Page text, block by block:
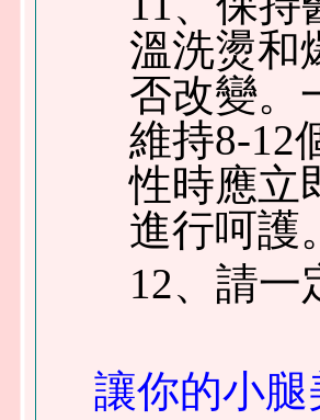
溫洗燙和
否改變。
維持8-12
性時應立
進行呵護
12、請一
讓你的小腿